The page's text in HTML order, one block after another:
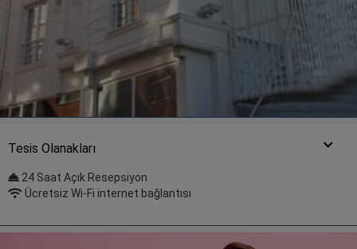
Tesis Olanakları
24 Saat Açık Resepsiyon
Ücretsiz Wi-Fi internet bağlantısı